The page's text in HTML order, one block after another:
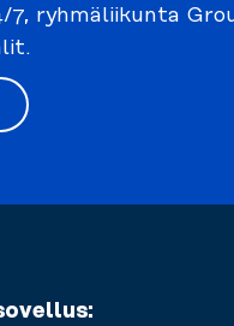
ryhmäliikunta